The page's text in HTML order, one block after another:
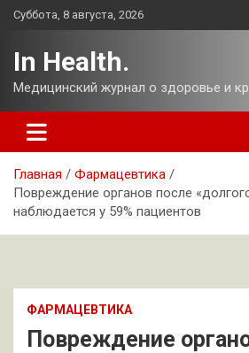
Перейти
Суббота, 8 августа, 2026
In Health.
Медицинский журнал о здоровье и
Главная
Фармацевтика
Повреждение органов после
наблюдается у 59% пациентов
ФАРМАЦЕВТИКА
Повреждение